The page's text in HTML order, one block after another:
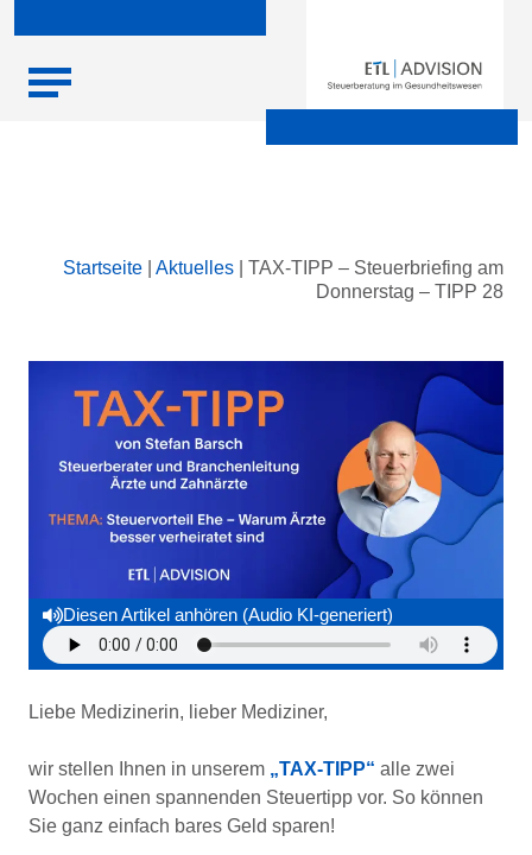
Startseite Aktuelles
TAX-TIPP – Steuerbriefing am
Donnerstag – TIPP 28
Diesen Artikel anhören (Audio KI-generiert)
Liebe Medizinerin, lieber Mediziner,
wir stellen Ihnen in unserem „TAX-TIPP“ alle zwei
Wochen einen spannenden Steuertipp vor. So können
Sie ganz einfach bares Geld sparen!